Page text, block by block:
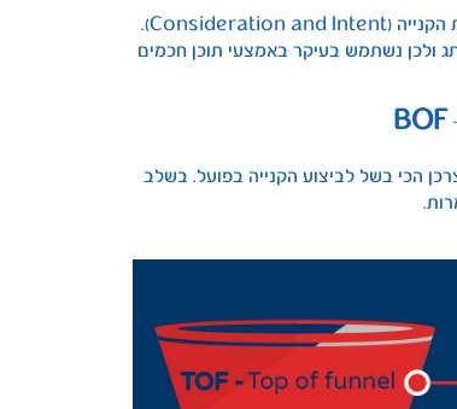
בחלק האמצעי של המשפך נרצה להשפיע בעיקר על גילוי העניין וכוונת הקנייה (Consideration and Intent).
ולכן נשתמש בעיקר באמצעי תוכן חכמים
הכי בשל לביצוע הקנייה בפועל. בשלב